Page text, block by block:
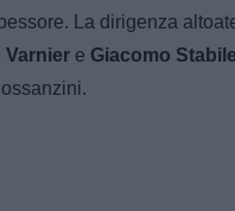
La dirigenza
Varnier e Giacomo Stabile